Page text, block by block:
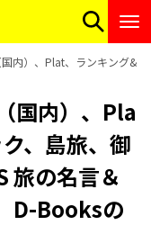
内）、Plat、ランキング&
国内）、Pla
、島旅、御
旅の名言＆
D-Booksの